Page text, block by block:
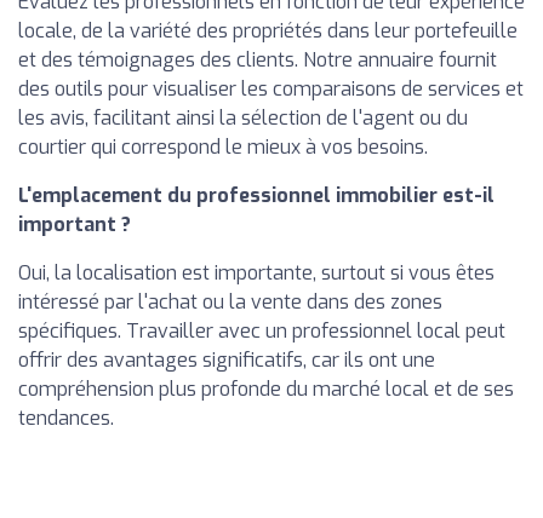
locale, de la variété des propriétés dans leur portefeuille
et des témoignages des clients. Notre annuaire fournit
des outils pour visualiser les comparaisons de services et
les avis, facilitant ainsi la sélection de l'agent ou du
courtier qui correspond le mieux à vos besoins.
L'emplacement du professionnel immobilier est-il
important ?
Oui, la localisation est importante, surtout si vous êtes
intéressé par l'achat ou la vente dans des zones
spécifiques. Travailler avec un professionnel local peut
offrir des avantages significatifs, car ils ont une
compréhension plus profonde du marché local et de ses
tendances.